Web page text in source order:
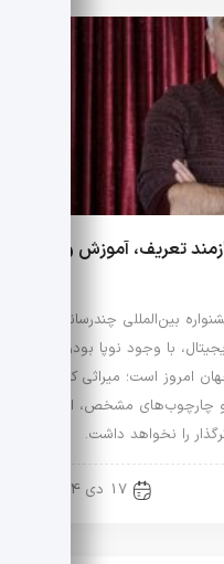
تعریف، آموزش و
بین‌المللی چندرسانه‌ای
با وجود نوپا بودن،
امروز است؛ میراثی که
چارچوب‌های مشخص، امکان
را نخواهد داشت.
17 دی 1404